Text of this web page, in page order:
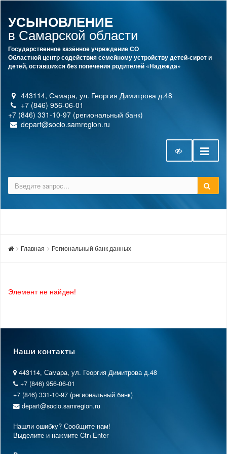
УСЫНОВЛЕНИЕ
в Самарской области
Государственное казённое учреждение СО
Областной центр содействия семейному устройству детей-сирот и
детей, оставшихся без попечения родителей «Надежда»
443114, Самара, ул. Георгия Димитрова д.48
+7 (846) 956-06-01
+7 (846) 331-10-97 (региональный банк)
depart@socio.samregion.ru
Главная Региональный банк данных
Элемент не найден!
Наши контакты
443114, Самара, ул. Георгия Димитрова д.48
+7 (846) 956-06-01
+7 (846) 331-10-97 (региональный банк)
depart@socio.samregion.ru
Нашли ошибку? Сообщите нам!
Выделите и нажмите Ctr+Enter